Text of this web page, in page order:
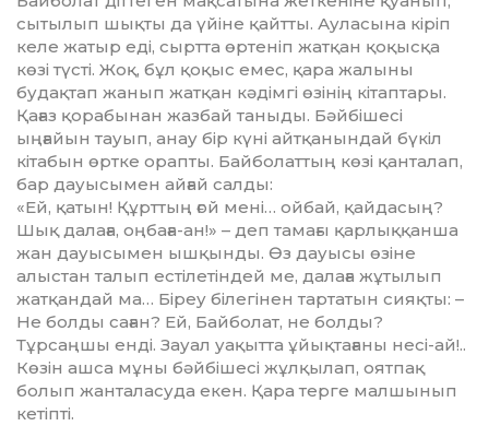
сытылып шықты да үйіне қайтты. Ауласына кіріп
келе жатыр еді, сыртта өртеніп жатқан қо­қысқа
көзі түсті. Жоқ, бұл қоқыс емес, қара жалыны
будақтап жанып жатқан кәдімгі өзінің кітаптары.
Қа­ғаз қорабынан жазбай таныды. Бәйбішесі
ыңғайын тауып, анау бір күні айтқанындай бүкіл
кітабын өрт­ке орапты. Байболаттың көзі қан­талап,
бар дауысымен айғай салды:
«Ей, қатын! Құрттың ғой мені… ой­бай, қайдасың?
Шық далаға, оң­баға-ан!» – деп тамағы қарлыққанша
жан дауысымен ышқынды. Өз дауы­сы өзіне
алыстан талып естілетіндей ме, далаға жұтылып
жатқандай ма… Біреу білегінен тартатын сияқты: –
Не болды саған? Ей, Байболат, не бол­ды?
Тұрсаңшы енді. Зауал уа­қытта ұйықтағаны несі-ай!..
Көзін ашса мұны бәйбішесі жұл­қылап, оятпақ
болып жанталасуда екен. Қара терге малшынып
кетіпті.